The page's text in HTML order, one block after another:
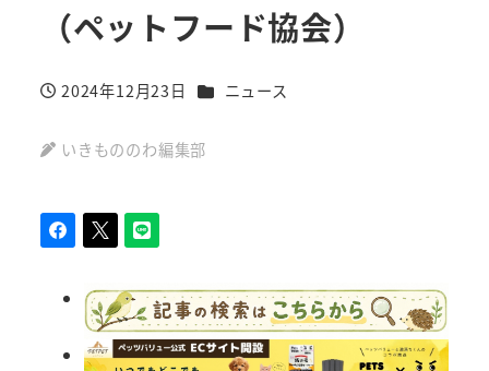
（ペットフード協会）
投稿日
2024年12月23日 カテゴリー
ニュース
いきもののわ編集部